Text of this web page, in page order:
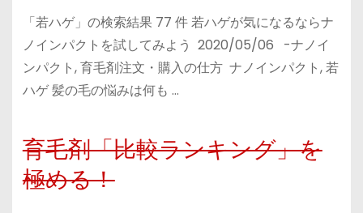
「若ハゲ」の検索結果 77 件 若ハゲが気になるならナ
ノインパクトを試してみよう 2020/05/06 -ナノイ
ンパクト, 育毛剤注文・購入の仕方 ナノインパクト, 若
ハゲ 髪の毛の悩みは何も …
育毛剤「比較ランキング」を
極める！